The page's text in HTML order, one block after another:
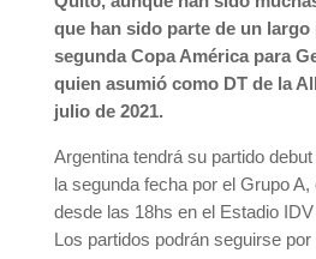
que han sido parte de un largo
segunda Copa América para
quien asumió como DT de la
julio de 2021.
Argentina tendrá su partido
la segunda fecha por el Grupo
desde las 18hs en el Estadio
Los partidos podrán seguirse